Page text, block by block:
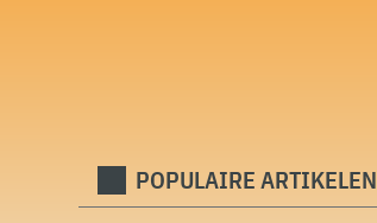
POPULAIRE ARTIKELEN